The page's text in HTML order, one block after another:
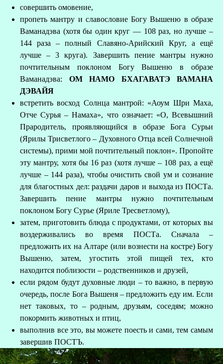
совершить омовение,
пропеть мантру и славословие Богу Вышеню в образе
Ваманадэва (хотя бы один круг — 108 раз, но лучше –
144 раза – полный Славяно-Арийский Круг, а ещё
лучше – 3 круга). Завершить пение мантры нужно
почтительным поклоном Богу Вышеню в образе
Ваманадэва: ОМ НАМО БХАГАВАТЭ ВАМАНА
ДЭВАЙЯ
встретить восход Солнца мантрой: «Аоум Шри Маха,
Отче Сурья – Намаха», что означает: «О, Всевышний
Прародитель, проявляющийся в образе Бога Сурьи
(Ярилы Трисветлого – Духовного Отца всей Солнечной
системы), прими мой почтительный поклон». Пропойте
эту мантру, хотя бы 16 раз (хотя лучше – 108 раз, а ещё
лучше – 144 раза), чтобы очистить свой ум и сознание
для благостных дел: раздачи даров и выхода из ПОСТа.
Завершить пение мантры нужно почтительным
поклоном Богу Сурье (Яриле Тресветлому),
затем, приготовить блюда с продуктами, от которых вы
воздерживались во время ПОСТа. Сначала –
предложить их на Алтаре (или вознести на костре) Богу
Вышеню, затем, угостить этой пищей тех, кто
находится поблизости – родственников и друзей,
если рядом будут духовные люди – то важно, в первую
очередь, после Бога Вышеня – предложить еду им. Если
нет таковых, то – родным, друзьям, соседям; можно
покормить животных и птиц,
выполнив все это, вы можете поесть и сами, тем самым
завершив ПОСТЪ.